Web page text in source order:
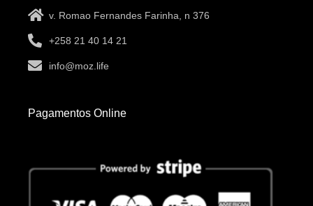
v. Romao Fernandes Farinha, n 376
+258 21 40 14 21
info@moz.life
Pagamentos Online